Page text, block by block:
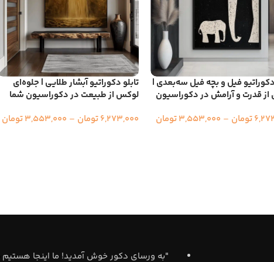
دکوراتیو فیل‌ و بچه فیل سه‌بعدی |
از قدرت و آرامش در دکوراسیون
تومان –
3,553,000تومان
تابلو دکوراتیو آبشار طلایی | جلوه‌ای
لوکس از طبیعت در دکوراسیون شما
6,273,000تومان –
3,553,000تومان
"به ورسای دکور خوش آمدید! ما اینجا هستیم